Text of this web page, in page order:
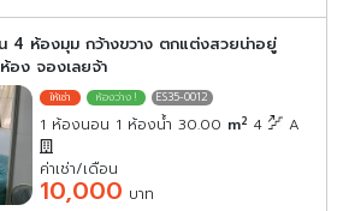
น 4 ห้องมุม กว้างขวาง ตกแต่งสวยน่าอยู่
อง จองเลยจ้า
ES35-0012
1 ห้องนอน 1 ห้องน้ำ 30.00 m2 4 A
ค่าเช่า/เดือน
10,000 บาท